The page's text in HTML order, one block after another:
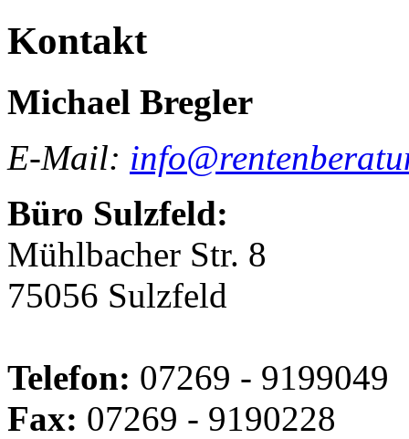
Kontakt
Michael Bregler
E-Mail:
Büro Sulzfeld:
Mühlbacher Str. 8
75056 Sulzfeld
Telefon: 07269 - 9199049
Fax: 07269 - 9190228